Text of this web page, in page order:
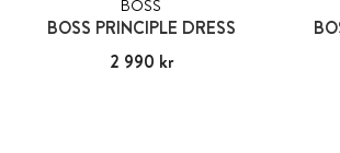
BOSS
BOSS PRINCIPLE DRESS
Pris :2 990 kr
2 990 kr